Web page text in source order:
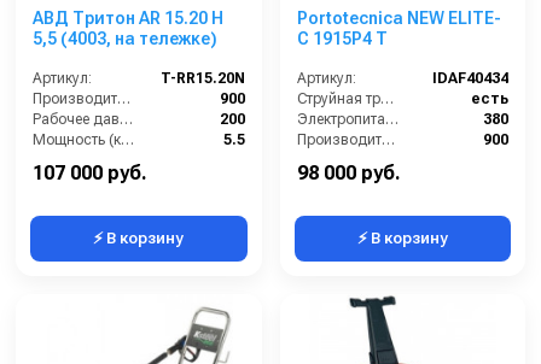
АВД Тритон AR 15.20 H
5,5 (4003, на тележке)
Артикул:
T-RR15.20N
Производительность (л/ч):
900
Рабочее давление (бар):
200
Мощность (кВт):
5.5
107 000 руб.
⚡ В корзину
Portotecnica NEW ELITE-
C 1915P4 T
Артикул:
IDAF40434
Струйная трубка (копьё):
есть
Электропитание (В):
380
Производительность (л/ч):
900
Рабочее давление (бар):
98 000 руб.
⚡ В корзину